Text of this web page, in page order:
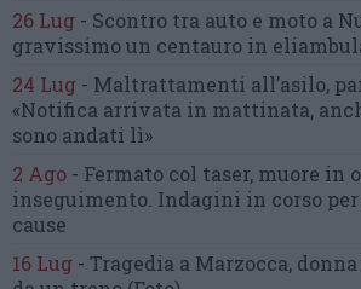
26 Lug - Scontro tra auto e moto a
gravissimo un centauro in
24 Lug - Maltrattamenti all’asilo,
«Notifica arrivata in mattinata,
sono andati lì»
2 Ago - Fermato col taser, muore in
inseguimento. Indagini in corso
cause
16 Lug - Tragedia a Marzocca,